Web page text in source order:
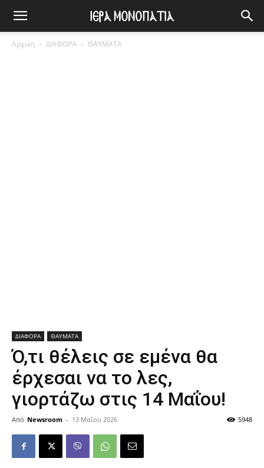
Αρχική ΔΙΑΦΟΡΑ ΘΑΥΜΑΤΑ
ΔΙΑΦΟΡΑ ΘΑΥΜΑΤΑ
Ό,τι θέλεις σε εμένα θα
έρχεσαι να το λες,
γιορτάζω στις 14 Μαΐου!
Από Newsroom - 13 Μαΐου 2026 5948